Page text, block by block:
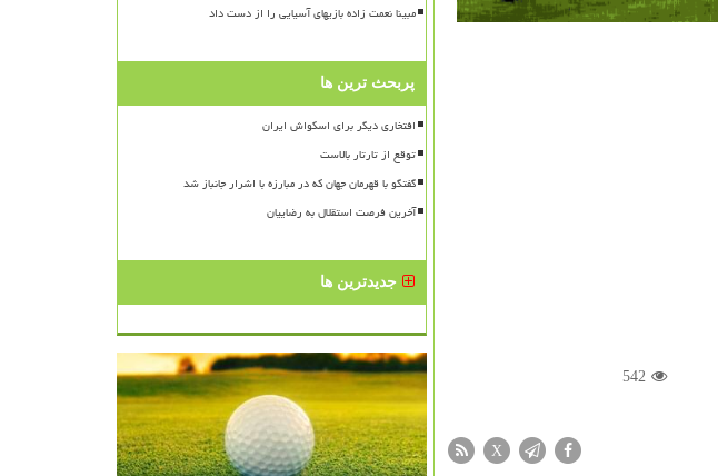
542
X
مبینا نعمت زاده بازیهای آسیایی را از دست داد
پربحث ترین ها
افتخاری دیگر برای اسکواش ایران
توقع از تارتار بالاست
گفتگو با قهرمان جهان که در مبارزه با اشرار جانباز شد
آخرین فرصت استقلال به رضاییان
جدیدترین ها